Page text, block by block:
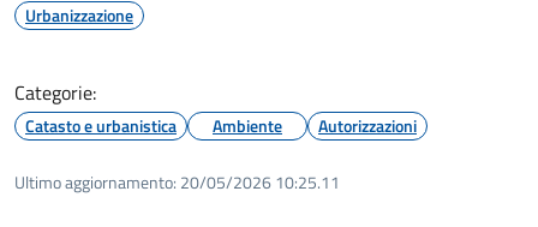
Urbanizzazione
Categorie:
Catasto e urbanistica Ambiente Autorizzazioni
Ultimo aggiornamento: 20/05/2026 10:25.11